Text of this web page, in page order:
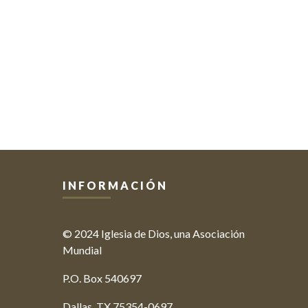
INFORMACIÓN
© 2024 Iglesia de Dios, una Asociación
Mundial
P.O. Box 540697